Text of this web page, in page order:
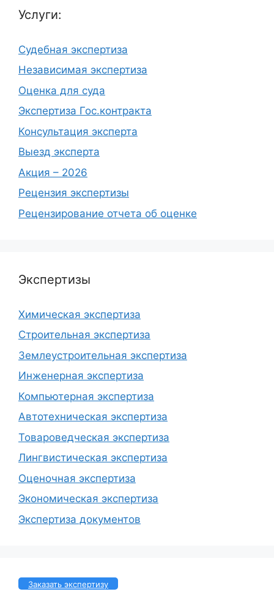
Услуги:
Судебная экспертиза
Независимая экспертиза
Оценка для суда
Экспертиза Гос.контракта
Консультация эксперта
Выезд эксперта
Акция – 2026
Рецензия экспертизы
Рецензирование отчета об оценке
Экспертизы
Химическая экспертиза
Строительная экспертиза
Землеустроительная экспертиза
Инженерная экспертиза
Компьютерная экспертиза
Автотехническая экспертиза
Товароведческая экспертиза
Лингвистическая экспертиза
Оценочная экспертиза
Экономическая экспертиза
Экспертиза документов
Заказать экспертизу